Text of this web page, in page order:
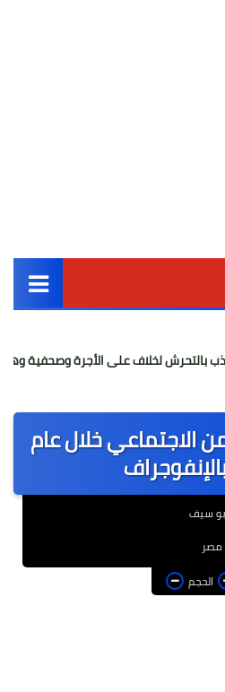
أخبار مصر
عالمى
الرياضة
التعليم
على الأجرة وصحفية وهمية
الاجتماعي خلال عام
سيف
مصر
الحجم